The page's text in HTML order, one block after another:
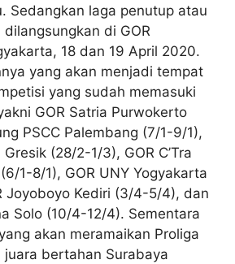
Sedangkan laga penutup atau
di GOR
18 dan 19 April 2020.
yang akan menjadi tempat
yang sudah memasuki
GOR Satria Purwokerto
PSCC Palembang (7/1-9/1),
(28/2-1/3), GOR C’Tra
1-8/1), GOR UNY Yogyakarta
Joyoboyo Kediri (3/4-5/4), dan
Solo (10/4-12/4). Sementara
akan meramaikan Proliga
bertahan Surabaya